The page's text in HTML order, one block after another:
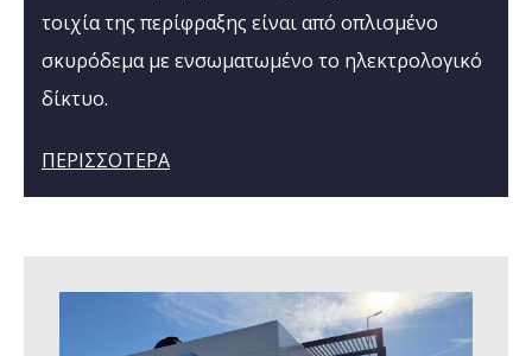
τοιχία της περίφραξης είναι από οπλισμένο
σκυρόδεμα με ενσωματωμένο το ηλεκτρολογικό
δίκτυο.
ΠΕΡΙΣΣΟΤΕΡΑ